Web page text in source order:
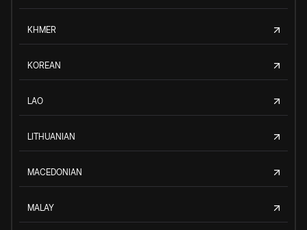
KHMER
KOREAN
LAO
LITHUANIAN
MACEDONIAN
MALAY